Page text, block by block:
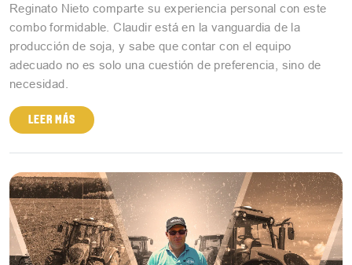
Reginato Nieto comparte su experiencia personal con este
combo formidable. Claudir está en la vanguardia de la
producción de soja, y sabe que contar con el equipo
adecuado no es solo una cuestión de preferencia, sino de
necesidad.
LEER MÁS